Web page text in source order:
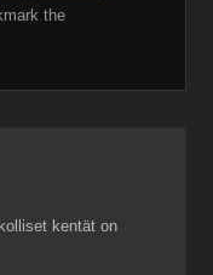
the
kentät on